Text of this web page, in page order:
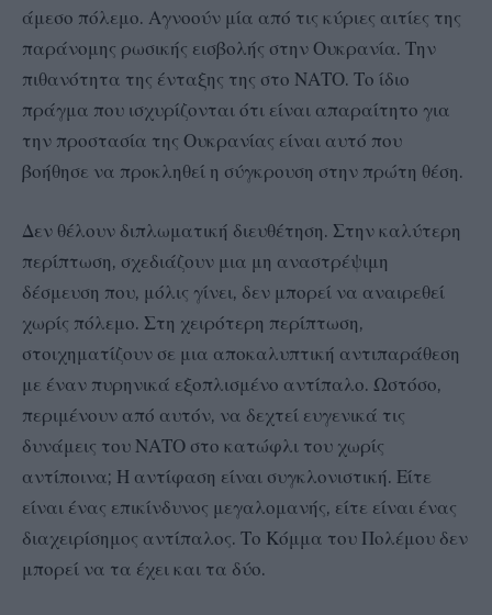
άμεσο πόλεμο. Αγνοούν μία από τις κύριες αιτίες της
παράνομης ρωσικής εισβολής στην Ουκρανία. Την
πιθανότητα της ένταξης της στο ΝΑΤΟ. Το ίδιο
πράγμα που ισχυρίζονται ότι είναι απαραίτητο για
την προστασία της Ουκρανίας είναι αυτό που
βοήθησε να προκληθεί η σύγκρουση στην πρώτη θέση.
Δεν θέλουν διπλωματική διευθέτηση. Στην καλύτερη
περίπτωση, σχεδιάζουν μια μη αναστρέψιμη
δέσμευση που, μόλις γίνει, δεν μπορεί να αναιρεθεί
χωρίς πόλεμο. Στη χειρότερη περίπτωση,
στοιχηματίζουν σε μια αποκαλυπτική αντιπαράθεση
με έναν πυρηνικά εξοπλισμένο αντίπαλο. Ωστόσο,
περιμένουν από αυτόν, να δεχτεί ευγενικά τις
δυνάμεις του ΝΑΤΟ στο κατώφλι του χωρίς
αντίποινα; Η αντίφαση είναι συγκλονιστική. Είτε
είναι ένας επικίνδυνος μεγαλομανής, είτε είναι ένας
διαχειρίσημος αντίπαλος. Το Κόμμα του Πολέμου δεν
μπορεί να τα έχει και τα δύο.